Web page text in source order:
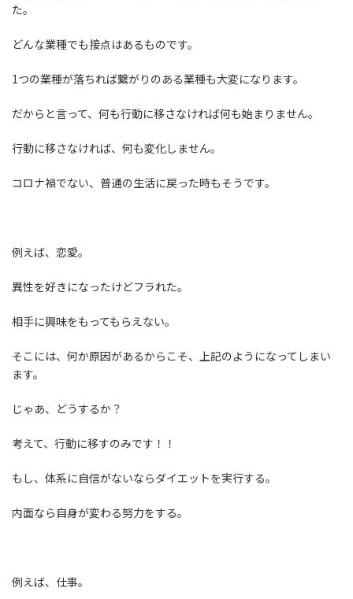
た。
どんな業種でも接点はあるものです。
1つの業種が落ちれば繋がりのある業種も大変になります。
だからと言って、何も行動に移さなければ何も始まりません。
行動に移さなければ、何も変化しません。
コロナ禍でない、普通の生活に戻った時もそうです。
例えば、恋愛。
異性を好きになったけどフラれた。
相手に興味をもってもらえない。
そこには、何か原因があるからこそ、上記のようになってしまい
ます。
じゃあ、どうするか？
考えて、行動に移すのみです！！
もし、体系に自信がないならダイエットを実行する。
内面なら自身が変わる努力をする。
例えば、仕事。